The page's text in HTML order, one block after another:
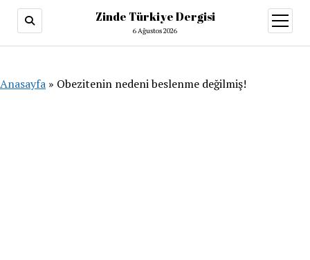
Zinde Türkiye Dergisi
6 Ağustos 2026
aç
Anasayfa » Obezitenin nedeni beslenme değilmiş!